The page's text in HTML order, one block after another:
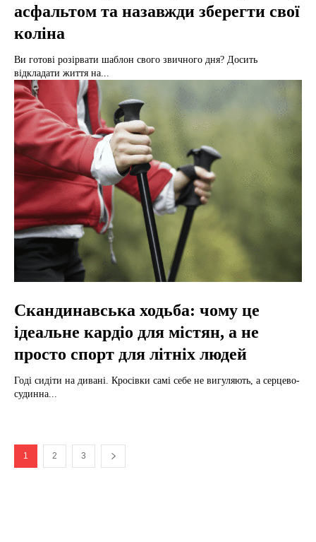
асфальтом та назавжди зберегти свої
коліна
Ви готові розірвати шаблон свого звичного дня? Досить
відкладати життя на...
Скандинавська ходьба: чому це
ідеальне кардіо для містян, а не
просто спорт для літніх людей
Годі сидіти на дивані. Кросівки самі себе не вигуляють, а серцево-
судинна...
1 2 3